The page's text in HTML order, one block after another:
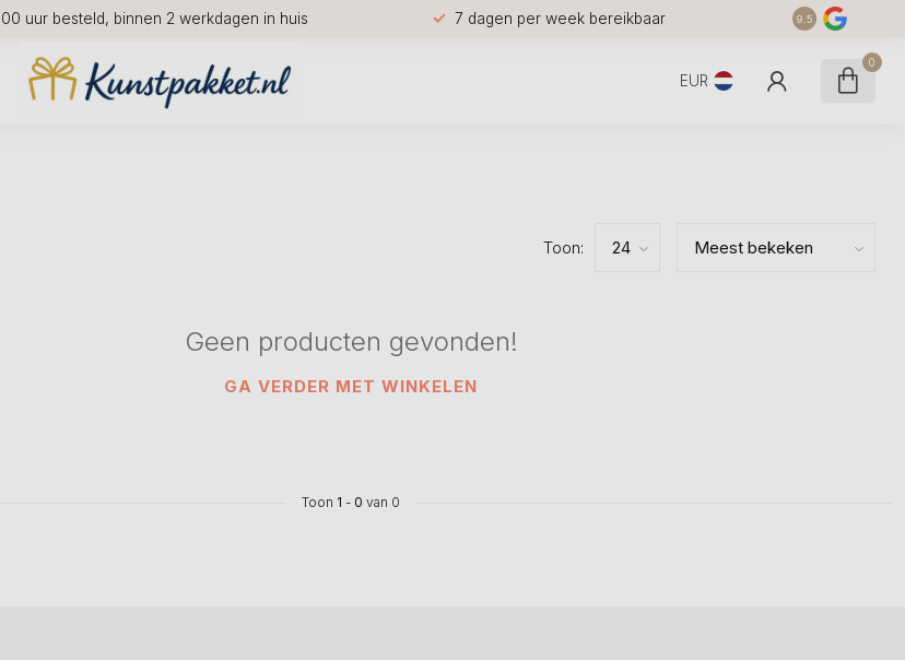
uur besteld, binnen 2 werkdagen in huis 7 dagen per week bereikbaar 9.5
EUR
0
Toon:
Geen producten gevonden!
GA VERDER MET WINKELEN
Toon 1 - 0 van 0